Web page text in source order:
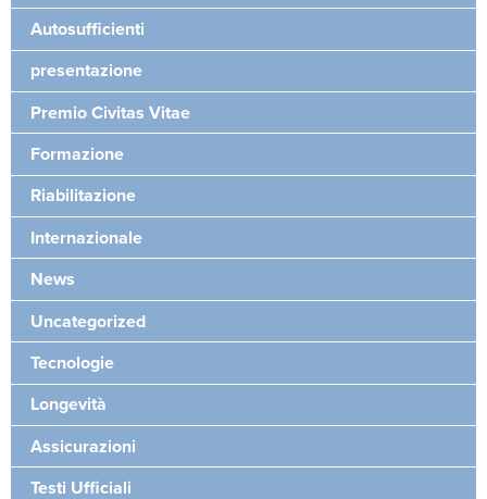
Autosufficienti
presentazione
Premio Civitas Vitae
Formazione
Riabilitazione
Internazionale
News
Uncategorized
Tecnologie
Longevità
Assicurazioni
Testi Ufficiali